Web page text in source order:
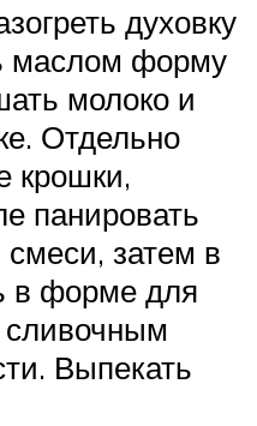
духовку
маслом форму
молоко и
Отдельно
крошки,
панировать
затем в
в форме для
сливочным
Выпекать